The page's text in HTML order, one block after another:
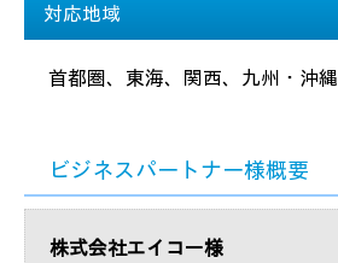
対応地域
首都圏、東海、関西、九州・沖縄
ビジネスパートナー様概要
株式会社エイコー様